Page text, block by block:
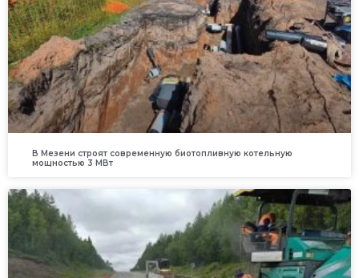
В Мезени строят современную биотопливную котельную
мощностью 3 МВт